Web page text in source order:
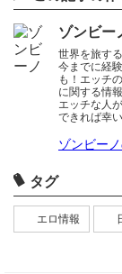
ゾンビー
世界を旅す
今までに経
も！エッチ
に関する情
エッチな人
できれば幸
ゾンビー
タグ
エロ情報